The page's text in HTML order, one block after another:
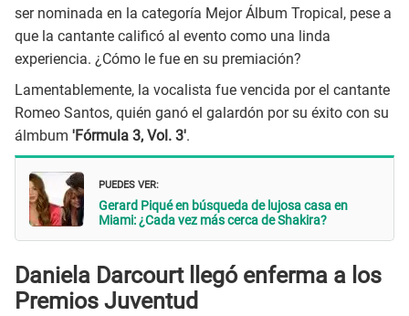
ser nominada en la categoría Mejor Álbum Tropical, pese a
que la cantante calificó al evento como una linda
experiencia. ¿Cómo le fue en su premiación?
Lamentablemente, la vocalista fue vencida por el cantante
Romeo Santos, quién ganó el galardón por su éxito con su
álmbum 'Fórmula 3, Vol. 3'.
PUEDES VER:
Gerard Piqué en búsqueda de lujosa casa en
Miami: ¿Cada vez más cerca de Shakira?
Daniela Darcourt llegó enferma a los
Premios Juventud